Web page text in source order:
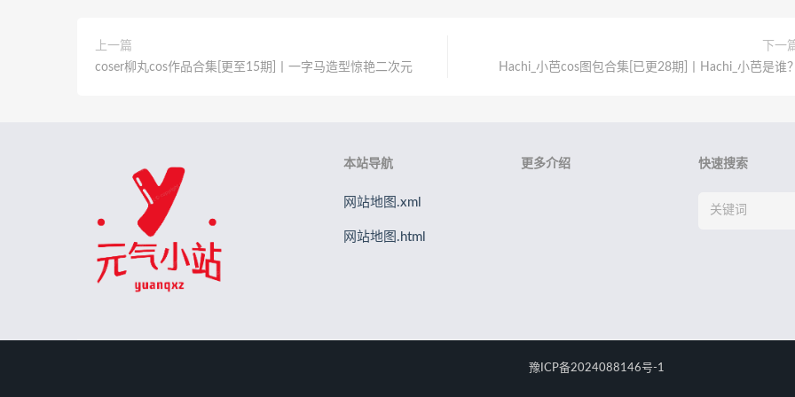
上一篇
coser柳丸cos作品合集[更至15期]丨一字马造型惊艳二次元
下一
Hachi_小芭cos图包合集[已更28期]丨Hachi_小芭是谁
本站导航
网站地图.xml
网站地图.html
更多介绍 快速搜索
豫ICP备2024088146号-1